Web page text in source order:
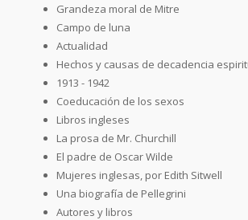
Grandeza moral de Mitre
Campo de luna
Actualidad
Hechos y causas de decadencia
1913 - 1942
Coeducación de los sexos
Libros ingleses
La prosa de Mr. Churchill
El padre de Oscar Wilde
Mujeres inglesas, por Edith Sitwell
Una biografía de Pellegrini
Autores y libros